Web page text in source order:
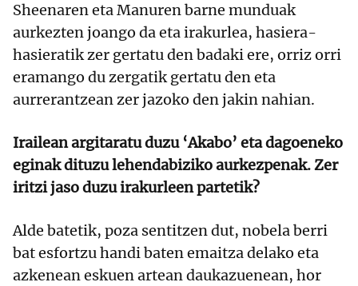
Sheenaren eta Manuren barne munduak
aurkezten joango da eta irakurlea, hasiera-
hasieratik zer gertatu den badaki ere, orriz orri
eramango du zergatik gertatu den eta
aurrerantzean zer jazoko den jakin nahian.
Irailean argitaratu duzu ‘Akabo’ eta dagoeneko
eginak dituzu lehendabiziko aurkezpenak. Zer
iritzi jaso duzu irakurleen partetik?
Alde batetik, poza sentitzen dut, nobela berri
bat esfortzu handi baten emaitza delako eta
azkenean eskuen artean daukazuenean, hor